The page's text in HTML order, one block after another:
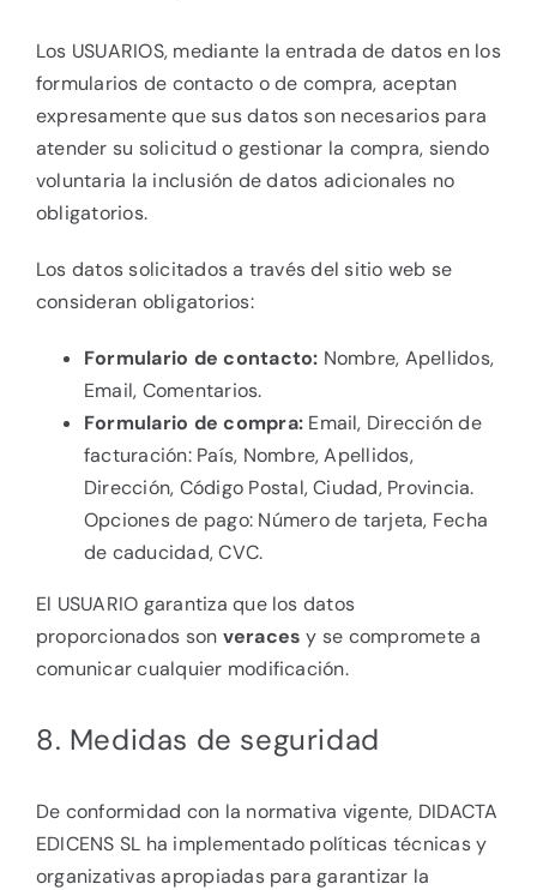
Los USUARIOS, mediante la entrada de datos en los
formularios de contacto o de compra, aceptan
expresamente que sus datos son necesarios para
atender su solicitud o gestionar la compra, siendo
voluntaria la inclusión de datos adicionales no
obligatorios.
Los datos solicitados a través del sitio web se
consideran obligatorios:
Formulario de contacto: Nombre, Apellidos,
Email, Comentarios.
Formulario de compra: Email, Dirección de
facturación: País, Nombre, Apellidos,
Dirección, Código Postal, Ciudad, Provincia.
Opciones de pago: Número de tarjeta, Fecha
de caducidad, CVC.
El USUARIO garantiza que los datos
proporcionados son veraces y se compromete a
comunicar cualquier modificación.
8. Medidas de seguridad
De conformidad con la normativa vigente, DIDACTA
EDICENS SL ha implementado políticas técnicas y
organizativas apropiadas para garantizar la